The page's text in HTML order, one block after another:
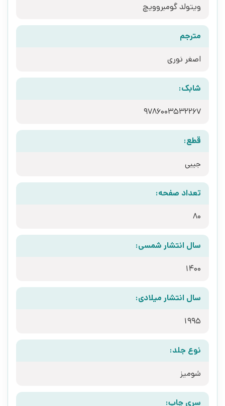
ویتولد گومبروویچ
مترجم
اصغر نوری
شابک:
9786003532267
قطع:
جیبی
تعداد صفحه:
80
سال انتشار شمسی:
1400
سال انتشار میلادی:
1995
نوع جلد:
شومیز
سری چاپ: